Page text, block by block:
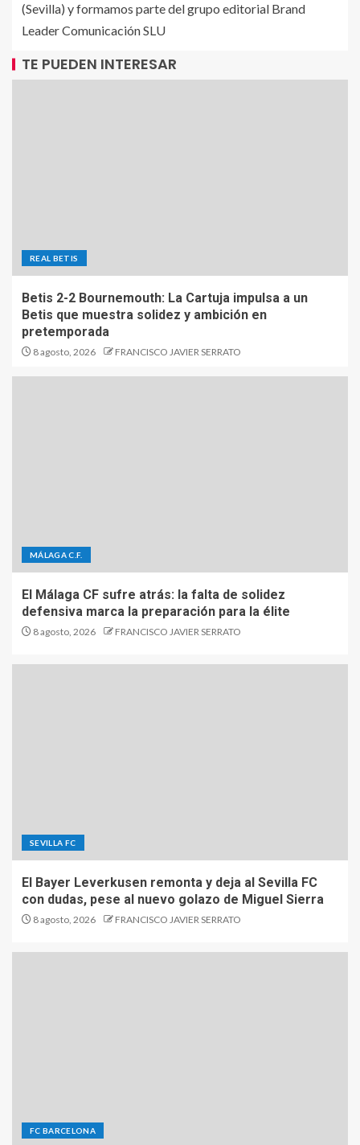
(Sevilla) y formamos parte del grupo editorial Brand
Leader Comunicación SLU
TE PUEDEN INTERESAR
REAL BETIS
Betis 2-2 Bournemouth: La Cartuja impulsa a un
Betis que muestra solidez y ambición en
pretemporada
8 agosto, 2026 FRANCISCO JAVIER SERRATO
MÁLAGA C.F.
El Málaga CF sufre atrás: la falta de solidez
defensiva marca la preparación para la élite
8 agosto, 2026 FRANCISCO JAVIER SERRATO
SEVILLA FC
El Bayer Leverkusen remonta y deja al Sevilla FC
con dudas, pese al nuevo golazo de Miguel Sierra
8 agosto, 2026 FRANCISCO JAVIER SERRATO
FC BARCELONA